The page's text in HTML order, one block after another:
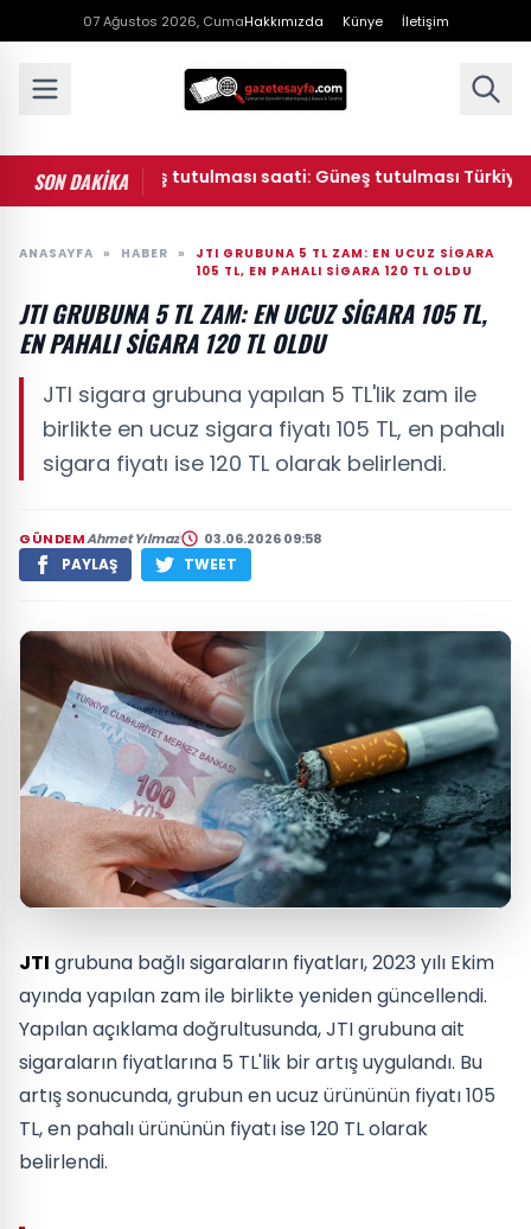
07 Ağustos 2026, CumaHakkımızda Künye İletişim
SON DAKİKA
Güneş tutulması saati: Güneş tutulması Türkiye'den
ANASAYFA » HABER »
JTI GRUBUNA 5 TL ZAM: EN UCUZ SIGARA
105 TL, EN PAHALI SIGARA 120 TL OLDU
JTI GRUBUNA 5 TL ZAM: EN UCUZ SIGARA 105 TL,
EN PAHALI SIGARA 120 TL OLDU
JTI sigara grubuna yapılan 5 TL'lik zam ile
birlikte en ucuz sigara fiyatı 105 TL, en pahalı
sigara fiyatı ise 120 TL olarak belirlendi.
GÜNDEMAhmet Yılmaz 03.06.2026 09:58
PAYLAŞ TWEET
JTI grubuna bağlı sigaraların fiyatları, 2023 yılı Ekim
ayında yapılan zam ile birlikte yeniden güncellendi.
Yapılan açıklama doğrultusunda, JTI grubuna ait
sigaraların fiyatlarına 5 TL'lik bir artış uygulandı. Bu
artış sonucunda, grubun en ucuz ürününün fiyatı 105
TL, en pahalı ürününün fiyatı ise 120 TL olarak
belirlendi.